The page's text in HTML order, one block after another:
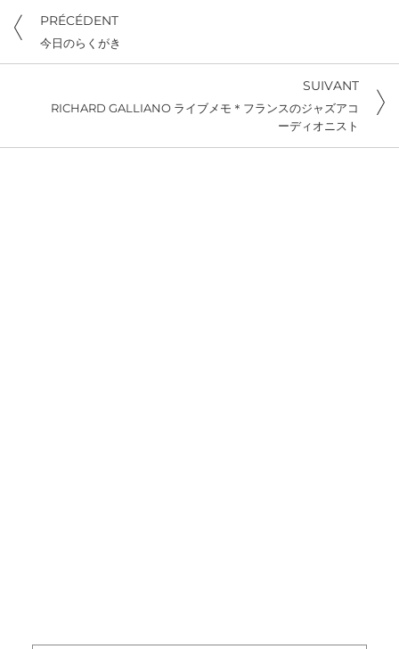
PRÉCÉDENT
今日のらくがき
SUIVANT
RICHARD GALLIANO ライブメモ＊フランスのジャズアコ
ーディオニスト